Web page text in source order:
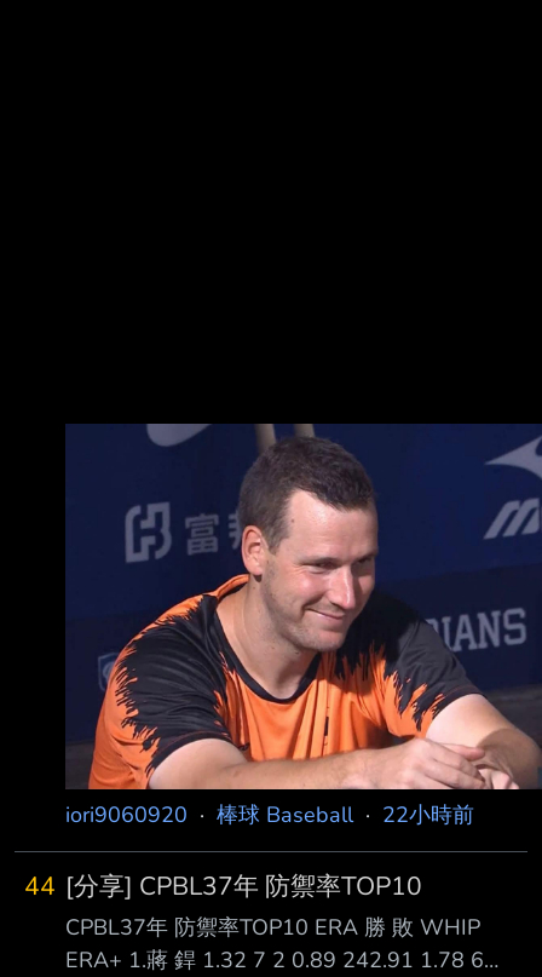
iori9060920 · 棒球 Baseball· 22小時前
44 [分享] CPBL37年 防禦率TOP10
CPBL37年 防禦率TOP10 ERA 勝 敗 WHIP
ERA+ 1.蔣 銲 1.32 7 2 0.89 242.91 1.78 6